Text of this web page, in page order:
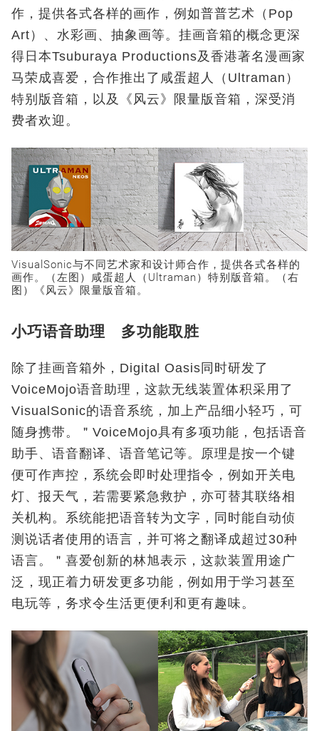
作，提供各式各样的画作，例如普普艺术（Pop
Art）、水彩画、抽象画等。挂画音箱的概念更深
得日本Tsuburaya Productions及香港著名漫画家
马荣成喜爱，合作推出了咸蛋超人（Ultraman）
特别版音箱，以及《风云》限量版音箱，深受消
费者欢迎。
VisualSonic与不同艺术家和设计师合作，提供各式各样的
画作。（左图）咸蛋超人（Ultraman）特别版音箱。（右
图）《风云》限量版音箱。
小巧语音助理 多功能取胜
除了挂画音箱外，Digital Oasis同时研发了
VoiceMojo语音助理，这款无线装置体积采用了
VisualSonic的语音系统，加上产品细小轻巧，可
随身携带。＂VoiceMojo具有多项功能，包括语音
助手、语音翻译、语音笔记等。原理是按一个键
便可作声控，系统会即时处理指令，例如开关电
灯、报天气，若需要紧急救护，亦可替其联络相
关机构。系统能把语音转为文字，同时能自动侦
测说话者使用的语言，并可将之翻译成超过30种
语言。＂喜爱创新的林旭表示，这款装置用途广
泛，现正着力研发更多功能，例如用于学习甚至
电玩等，务求令生活更便利和更有趣味。